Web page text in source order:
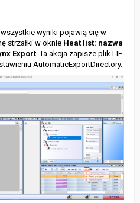
wyniki pojawią się w
strzałki w oknie Heat list: nazwa
Export . Ta akcja zapisze plik LIF
AutomaticExportDirectory.